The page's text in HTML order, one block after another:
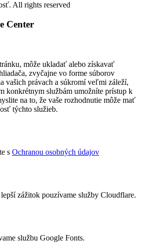
All rights reserved
Center
môže ukladať alebo získavať
zvyčajne vo forme súborov
vašich právach a súkromí veľmi záleží,
konkrétnym službám umožníte prístup k
na to, že vaše rozhodnutie môže mať
týchto služieb.
s Ochranou osobných údajov
zážitok pouzívame služby Cloudflare.
službu Google Fonts.